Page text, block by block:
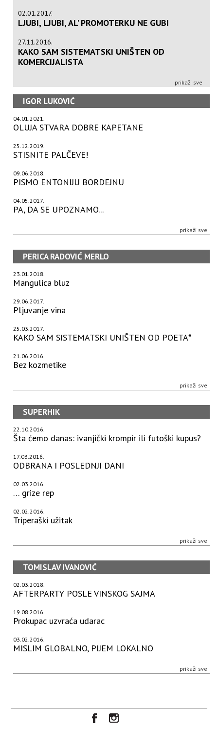
02.01.2017.
LJUBI, LJUBI, AL' PROMOTERKU NE GUBI
27.11.2016.
KAKO SAM SISTEMATSKI UNIŠTEN OD
KOMERCIJALISTA
prikaži sve
IGOR LUKOVIĆ
04.01.2021.
OLUJA STVARA DOBRE KAPETANE
25.12.2019.
STISNITE PALČEVE!
09.06.2018.
PISMO ENTONIJU BORDEJNU
04.05.2017.
PA, DA SE UPOZNAMO...
prikaži sve
PERICA RADOVIĆ MERLO
23.01.2018.
Mangulica bluz
29.06.2017.
Pljuvanje vina
25.03.2017.
KAKO SAM SISTEMATSKI UNIŠTEN OD POETA*
21.06.2016.
Bez kozmetike
prikaži sve
SUPERHIK
22.10.2016.
Šta ćemo danas: ivanjički krompir ili futoški kupus?
17.03.2016.
ODBRANA I POSLEDNJI DANI
02.03.2016.
… grize rep
02.02.2016.
Triperaški užitak
prikaži sve
TOMISLAV IVANOVIĆ
02.03.2018.
AFTERPARTY POSLE VINSKOG SAJMA
19.08.2016.
Prokupac uzvraća udarac
03.02.2016.
MISLIM GLOBALNO, PIJEM LOKALNO
prikaži sve